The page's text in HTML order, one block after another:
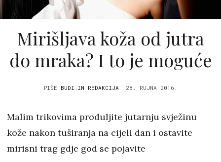
Mirišljava koža od jutra
do mraka? I to je moguće
PIŠE BUDI.IN REDAKCIJA 28. RUJNA 2016.
Malim trikovima produljite jutarnju svježinu
kože nakon tuširanja na cijeli dan i ostavite
mirisni trag gdje god se pojavite